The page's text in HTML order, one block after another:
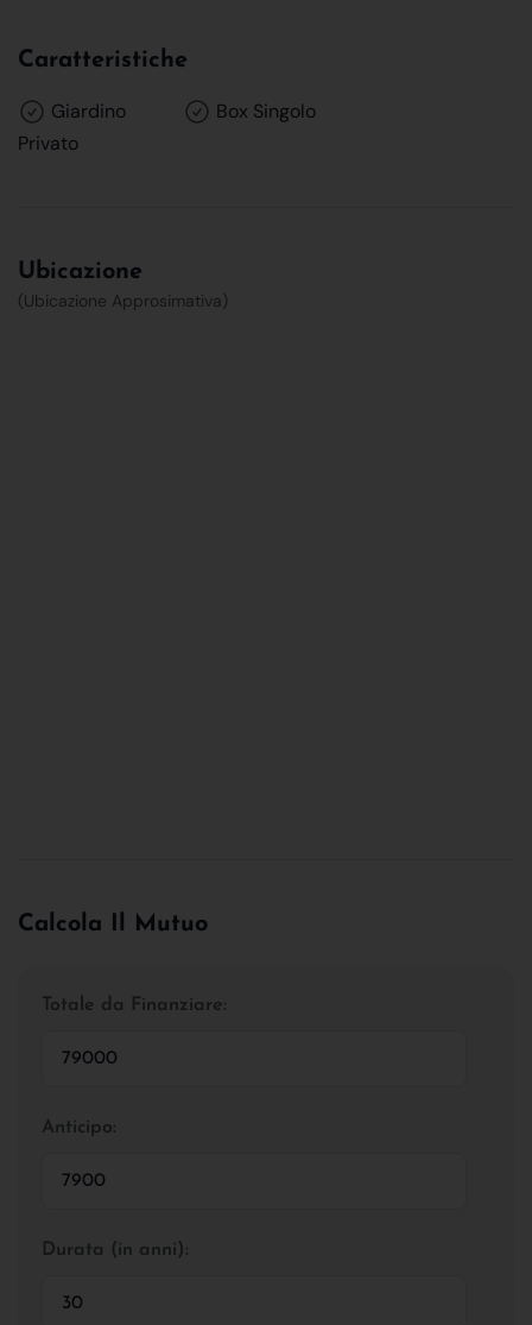
Caratteristiche
Giardino
Privato
Box Singolo
Ubicazione
(Ubicazione Approsimativa)
Calcola Il Mutuo
Totale da Finanziare:
Anticipo:
Durata (in anni):